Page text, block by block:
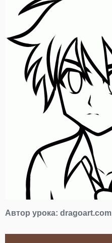
Автор урока: dragoart.com